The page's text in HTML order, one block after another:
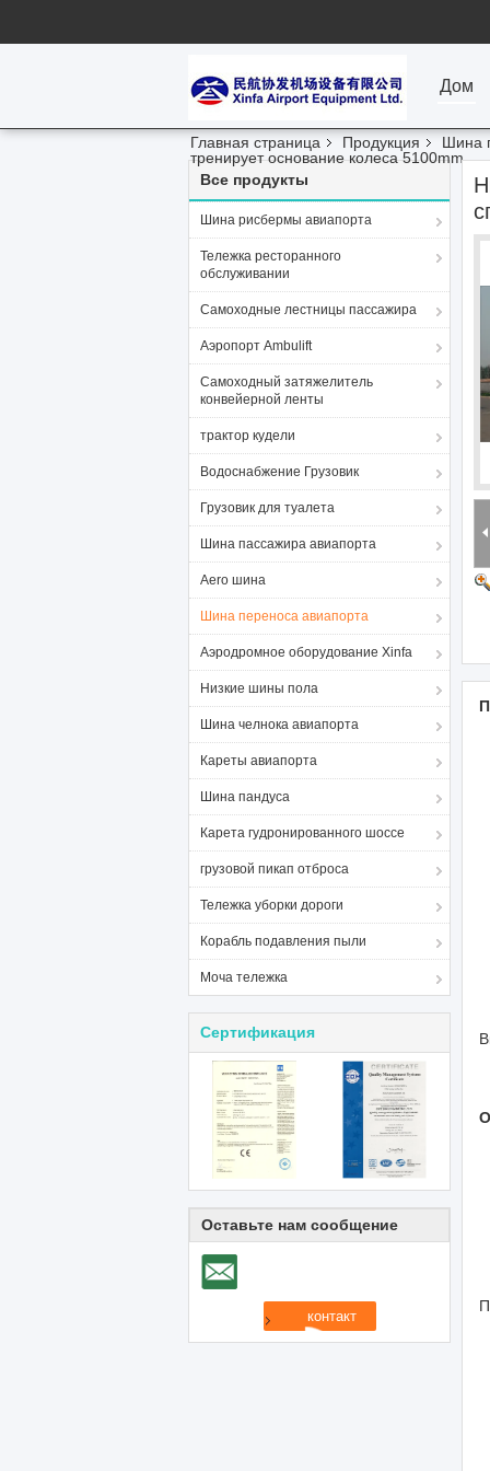
Дом
Главная страница Продукция Шина
тренирует основание колеса 5100mm
Все продукты
Шина рисбермы авиапорта
Тележка ресторанного
обслуживании
Самоходные лестницы пассажира
Аэропорт Ambulift
Самоходный затяжелитель
конвейерной ленты
трактор кудели
Водоснабжение Грузовик
Грузовик для туалета
Шина пассажира авиапорта
Aero шина
Шина переноса авиапорта
Аэродромное оборудование Xinfa
Низкие шины пола
Шина челнока авиапорта
Кареты авиапорта
Шина пандуса
Карета гудронированного шоссе
грузовой пикап отброса
Тележка уборки дороги
Корабль подавления пыли
Моча тележка
Сертификация
Оставьте нам сообщение